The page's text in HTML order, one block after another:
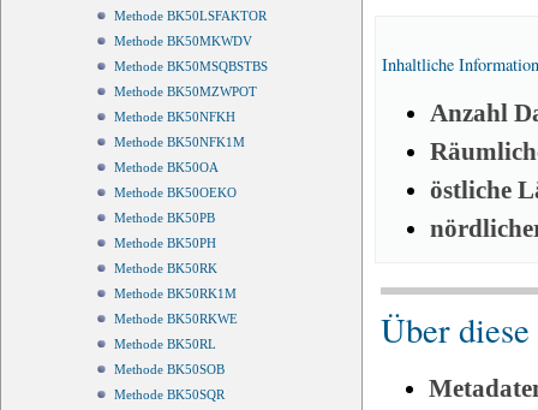
Methode BK50LSFAKTOR
Methode BK50MKWDV
Methode BK50MSQBSTBS
Methode BK50MZWPOT
Methode BK50NFKH
Methode BK50NFK1M
Methode BK50OA
Methode BK50OEKO
Methode BK50PB
Methode BK50PH
Methode BK50RK
Methode BK50RK1M
Methode BK50RKWE
Methode BK50RL
Methode BK50SOB
Methode BK50SQR
Inhaltliche
Anzahl
östliche
Über